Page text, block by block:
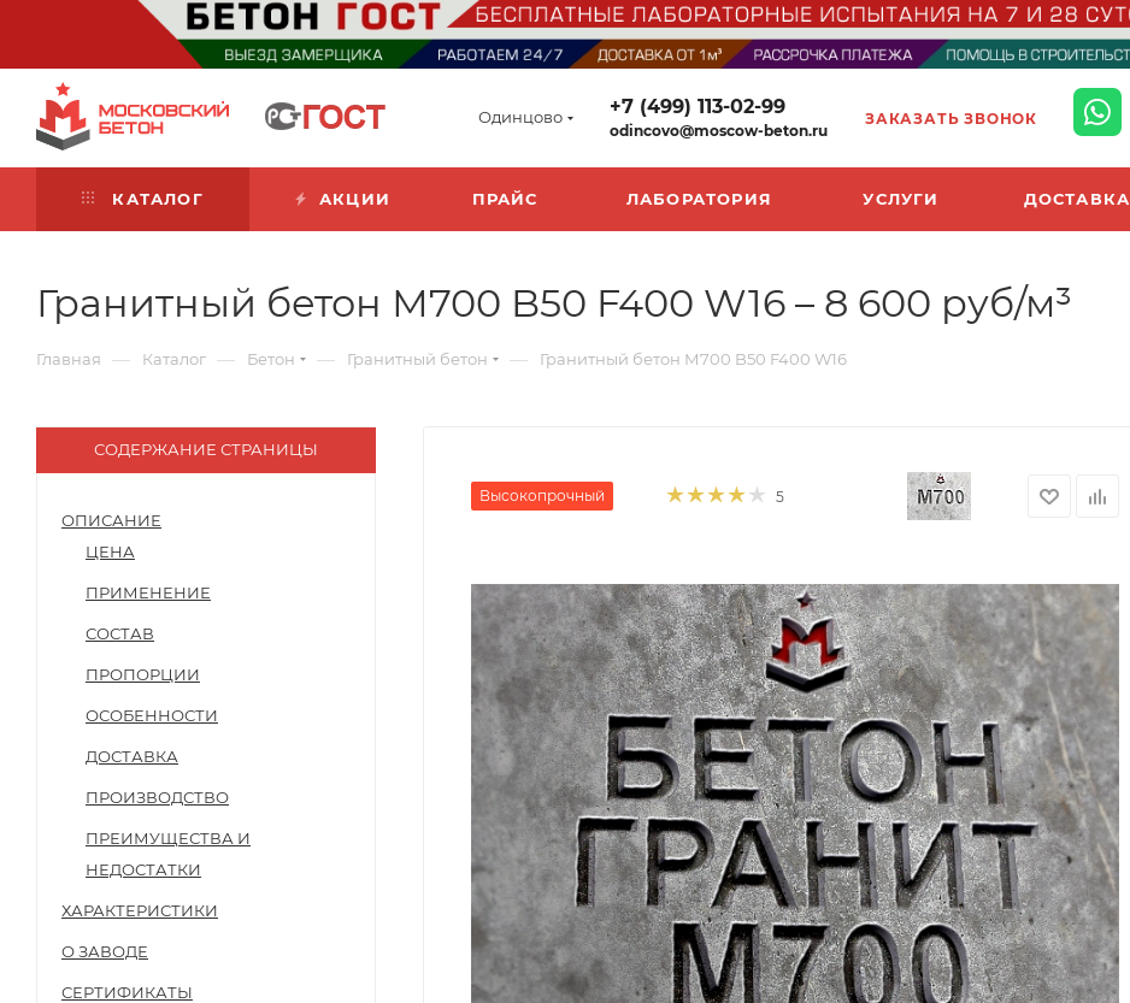
Одинцово +7 (499) 113-02-99
odincovo@moscow-beton.ru
ЗАКАЗАТЬ ЗВОНОК
КАТАЛОГ АКЦИИ ПРАЙС ЛАБОРАТОРИЯ УСЛУГИ ДОСТАВКА
Гранитный бетон М700 B50 F400 W16 – 8 600 руб/м³
Главная — Каталог — Бетон — Гранитный бетон — Гранитный бетон М700 B50 F400 W16
СОДЕРЖАНИЕ СТРАНИЦЫ
ОПИСАНИЕ
ЦЕНА
ПРИМЕНЕНИЕ
СОСТАВ
ПРОПОРЦИИ
ОСОБЕННОСТИ
ДОСТАВКА
ПРОИЗВОДСТВО
ПРЕИМУЩЕСТВА И
НЕДОСТАТКИ
ХАРАКТЕРИСТИКИ
О ЗАВОДЕ
СЕРТИФИКАТЫ
Высокопрочный 5